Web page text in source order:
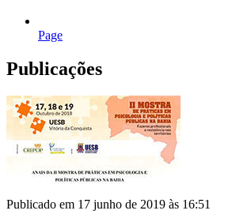
Page
Publicações
Publicado em 17 junho de 2019 às 16:51